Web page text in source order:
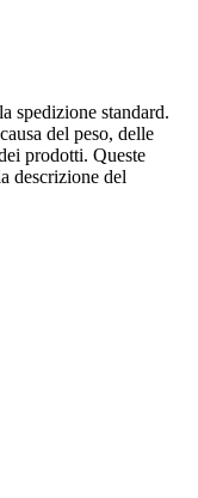
spedizione standard.
del peso, delle
prodotti. Queste
descrizione del